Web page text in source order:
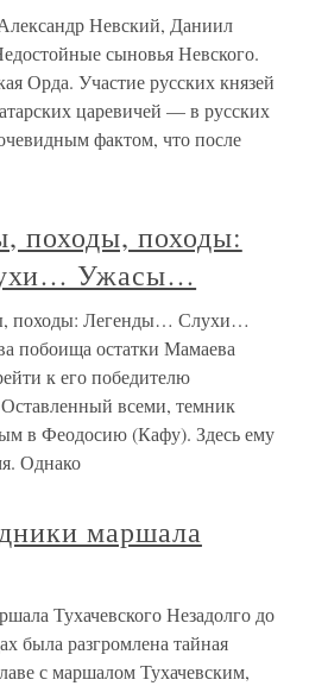
Невский, Даниил
сыновья Невского.
Орда. Участие русских князей
царевичей — в русских
фактом, что после
походы, походы:
Ужасы…
походы: Легенды… Слухи…
побоища остатки Мамаева
к его победителю
всеми, темник
в Феодосию (Кафу). Здесь ему
Однако
маршала
Тухачевского Незадолго до
была разгромлена тайная
с маршалом Тухачевским,